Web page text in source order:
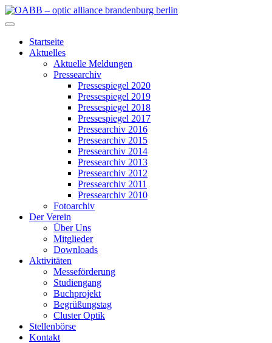
Zum
Inhalt
OABB – optic alliance brandenburg berlin
Startseite
Aktuelles
Aktuelle Meldungen
Pressearchiv
Pressespiegel 2020
Pressespiegel 2019
Pressespiegel 2018
Pressespiegel 2017
Pressearchiv 2016
Pressearchiv 2015
Pressearchiv 2014
Pressearchiv 2013
Pressearchiv 2012
Pressearchiv 2011
Pressearchiv 2010
Fotoarchiv
Der Verein
Über Uns
Mitglieder
Downloads
Aktivitäten
Messeförderung
Studiengang
Buchprojekt
Begrüßungstag
Cluster Optik
Stellenbörse
Kontakt